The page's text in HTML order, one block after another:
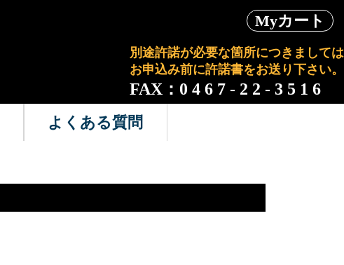
Myカート
別途許諾が必要な箇所につきましては
お申込み前に許諾書をお送り下さい。
FAX：0 4 6 7 - 2 2 - 3 5 1 6
よくある質問